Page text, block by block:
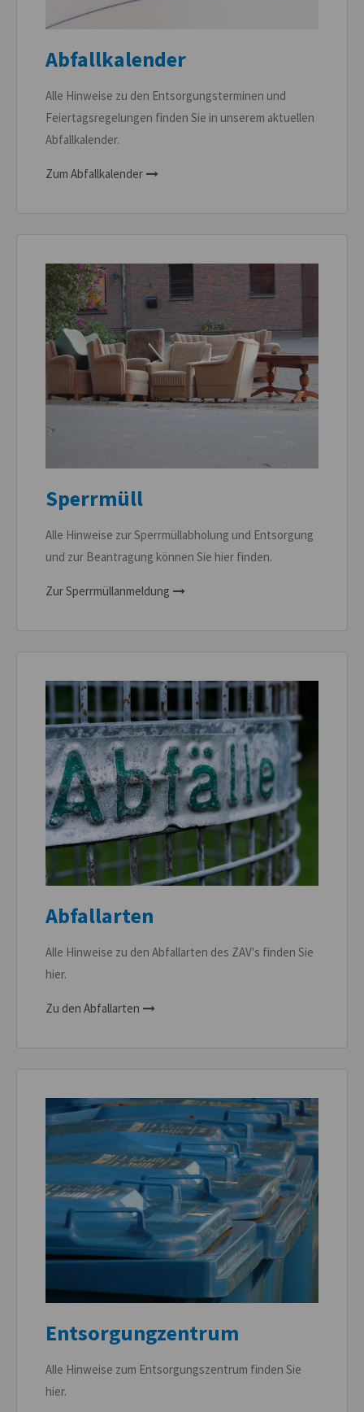
Abfallkalender
Alle Hinweise zu den Entsorgungsterminen und
Feiertagsregelungen finden Sie in unserem aktuellen
Abfallkalender.
Zum Abfallkalender
Sperrmüll
Alle Hinweise zur Sperrmüllabholung und Entsorgung
und zur Beantragung können Sie hier finden.
Zur Sperrmüllanmeldung
Abfallarten
Alle Hinweise zu den Abfallarten des ZAV's finden Sie
hier.
Zu den Abfallarten
Entsorgungzentrum
Alle Hinweise zum Entsorgungszentrum finden Sie
hier.